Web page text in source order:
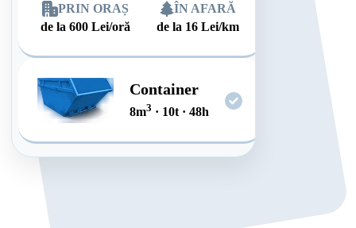
PRIN ORAȘ
de la600 Lei/oră
ÎN AFARĂ
de la 16 Lei/km
Container
8m3 · 10t · 48h